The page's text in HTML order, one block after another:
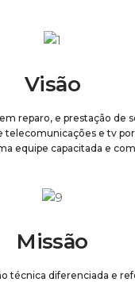
Visão
reparo, e prestação de
telecomunicações e tv por
equipe capacitada e
Missão
técnica diferenciada e